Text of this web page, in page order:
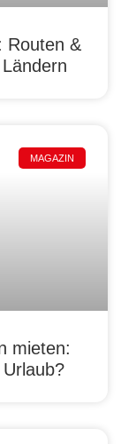
Routen &
MAGAZIN
mieten: